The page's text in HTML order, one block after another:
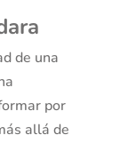
de una
por
allá de